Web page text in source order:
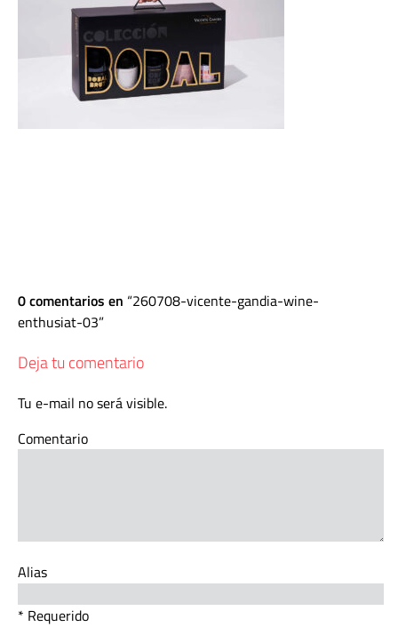
0 comentarios en 260708-vicente-gandia-wine-
enthusiat-03
Deja tu comentario
Tu e-mail no será visible.
Comentario
Alias
* Requerido